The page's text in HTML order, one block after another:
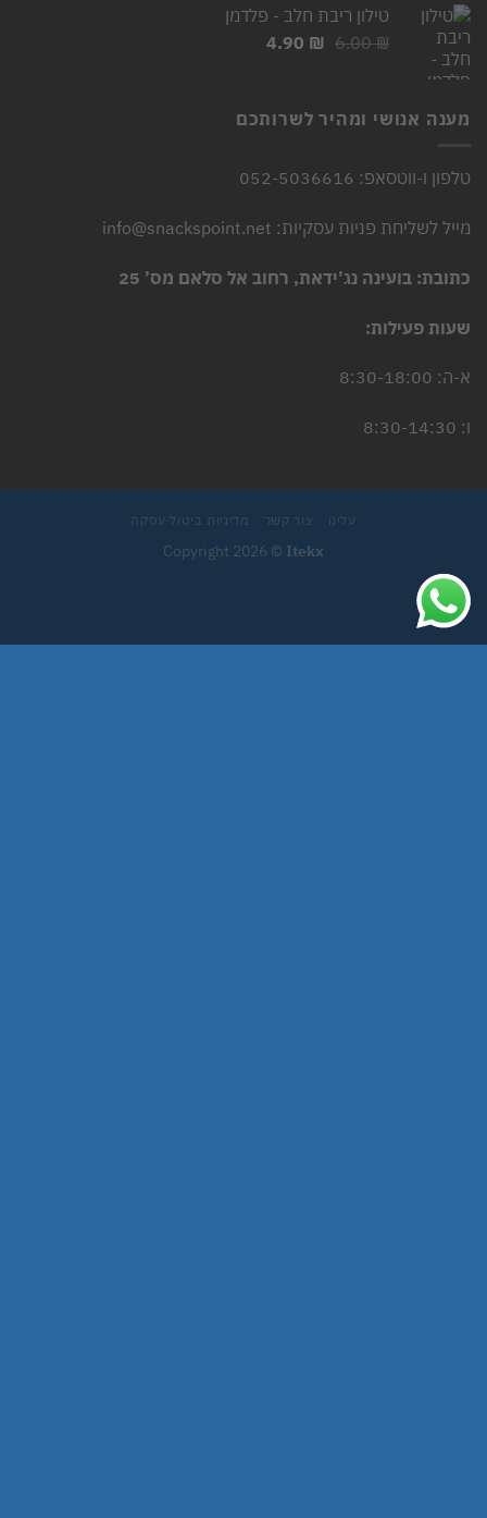
7.00 ₪.
5.90 ₪.
טילון ריבת חלב - פלדמן
6.00₪
המחיר
6.00 ₪.
4.90 ₪
המחיר
4.90 ₪.
מענה אנושי ומהיר לשרותכם
טלפון ו-ווטסאפ: 052-5036616
מייל לשליחת פניות עסקיות: info@snackspoint.net
כתובת: בועינה נג’ידאת, רחוב אל סלאם מס’ 25
שעות פעילות:
א-ה: 8:30-18:00
ו: 8:30-14:30
עלינו צור קשר מדיניות ביטול עסקה
Copyright 2026 © Itekx